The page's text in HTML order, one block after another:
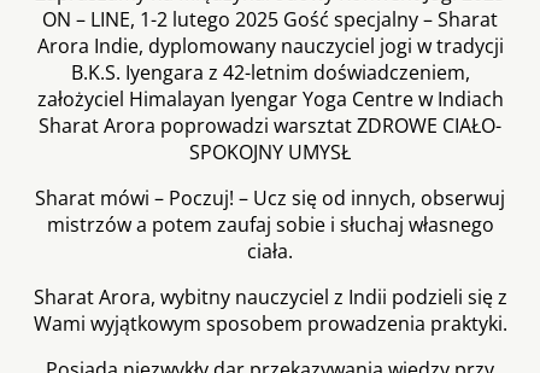
ON – LINE, 1-2 lutego 2025 Gość specjalny – Sharat
Arora Indie, dyplomowany nauczyciel jogi w tradycji
B.K.S. Iyengara z 42-letnim doświadczeniem,
założyciel Himalayan Iyengar Yoga Centre w Indiach
Sharat Arora poprowadzi warsztat ZDROWE CIAŁO-
SPOKOJNY UMYSŁ
Sharat mówi – Poczuj! – Ucz się od innych, obserwuj
mistrzów a potem zaufaj sobie i słuchaj własnego
ciała.
Sharat Arora, wybitny nauczyciel z Indii podzieli się z
Wami wyjątkowym sposobem prowadzenia praktyki.